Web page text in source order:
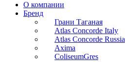
О компании
Бренд
Грани Таганая
Atlas Concorde Italy
Atlas Concorde Russia
Axima
ColiseumGres